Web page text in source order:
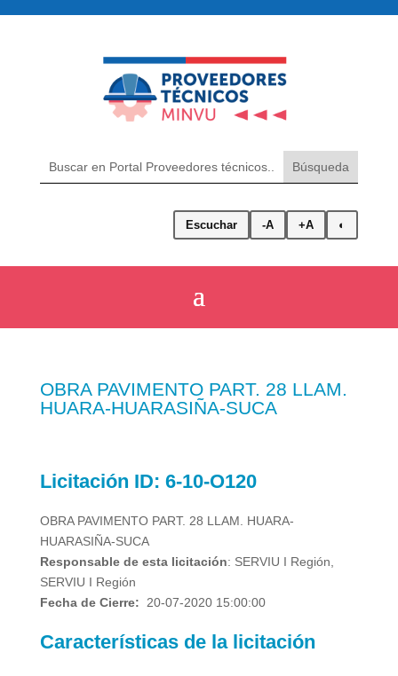
Escuchar -A +A ◐
OBRA PAVIMENTO PART. 28 LLAM.
HUARA-HUARASIÑA-SUCA
Licitación ID: 6-10-O120
OBRA PAVIMENTO PART. 28 LLAM. HUARA-
HUARASIÑA-SUCA
Responsable de esta licitación: SERVIU I Región,
SERVIU I Región
Fecha de Cierre:
20-07-2020 15:00:00
Características de la licitación